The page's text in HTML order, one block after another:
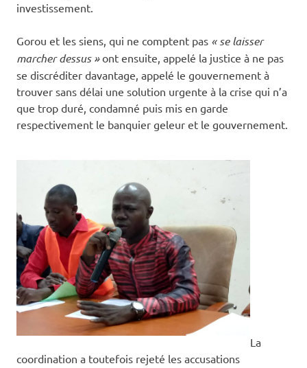
investissement.
Gorou et les siens, qui ne comptent pas « se laisser
marcher dessus »ont ensuite, appelé la justice à ne pas
se discréditer davantage, appelé le gouvernement à
trouver sans délai une solution urgente à la crise qui n’a
que trop duré, condamné puis mis en garde
respectivement le banquier geleur et le gouvernement.
La
coordination a toutefois rejeté les accusations